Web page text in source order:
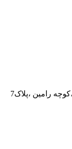
رامین ،پلاک7